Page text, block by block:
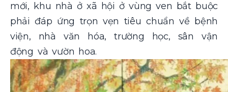
mới, khu nhà ở xã hội ở vùng ven bắt buộc
phải đáp ứng trọn vẹn tiêu chuẩn về bệnh
viện, nhà văn hóa, trường học, sân vận
động và vườn hoa.